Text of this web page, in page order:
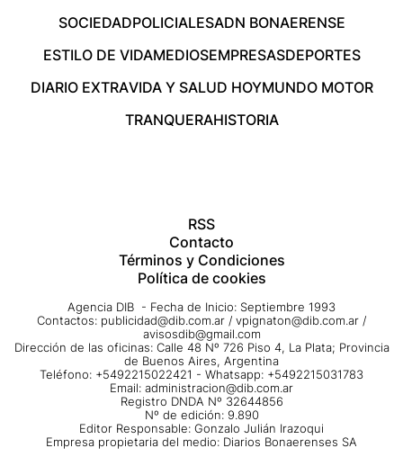
SOCIEDADPOLICIALESADN BONAERENSE
ESTILO DE VIDAMEDIOSEMPRESASDEPORTES
DIARIO EXTRAVIDA Y SALUD HOYMUNDO MOTOR
TRANQUERAHISTORIA
RSS
Contacto
Términos y Condiciones
Política de cookies
Agencia DIB - Fecha de Inicio: Septiembre 1993
Contactos: publicidad@dib.com.ar / vpignaton@dib.com.ar /
avisosdib@gmail.com
Dirección de las oficinas: Calle 48 Nº 726 Piso 4, La Plata; Provincia
de Buenos Aires, Argentina
Teléfono: +5492215022421 - Whatsapp: +5492215031783
Email: administracion@dib.com.ar
Registro DNDA Nº 32644856
Nº de edición: 9.890
Editor Responsable: Gonzalo Julián Irazoqui
Empresa propietaria del medio: Diarios Bonaerenses SA